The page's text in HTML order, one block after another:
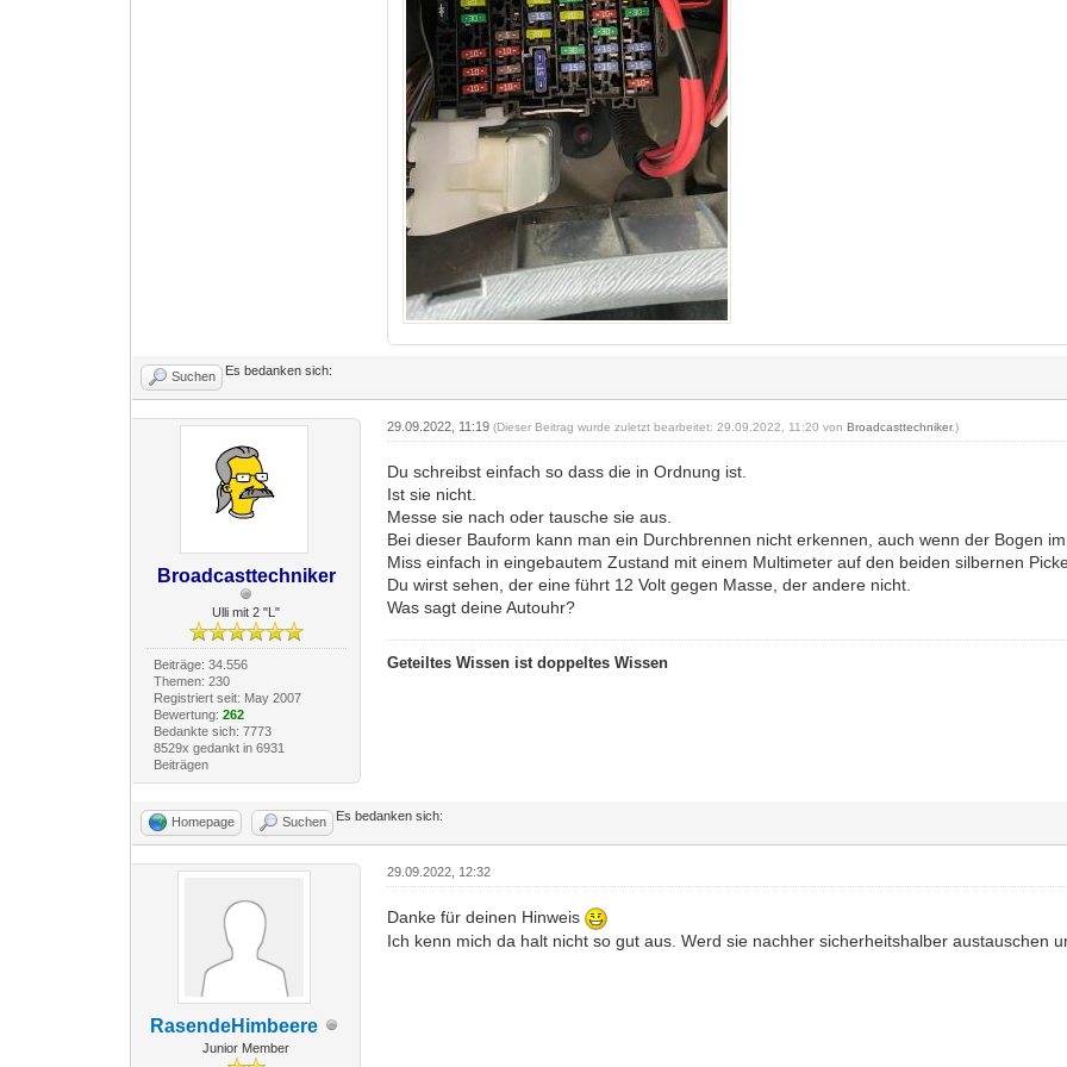
Suchen Es bedanken sich:
Broadcasttechniker
Ulli mit 2 "L"
Beiträge: 34.556
Themen: 230
Registriert seit: May 2007
Bewertung: 262
Bedankte sich: 7773
8529x gedankt in 6931
Beiträgen
29.09.2022, 11:19(Dieser Beitrag wurde zuletzt bearbeitet: 29.09.2022, 11:20 vonBroadcasttechniker.)
Du schreibst einfach so dass die in Ordnung ist.
Ist sie nicht.
Messe sie nach oder tausche sie aus.
Bei dieser Bauform kann man ein Durchbrennen nicht erkennen, auch wenn der Bogen
Miss einfach in eingebautem Zustand mit einem Multimeter auf den beiden silbernen
Du wirst sehen, der eine führt 12 Volt gegen Masse, der andere nicht.
Was sagt deine Autouhr?
Geteiltes Wissen ist doppeltes Wissen
Homepage Suchen Es bedanken sich:
RasendeHimbeere
Junior Member
29.09.2022, 12:32
Danke für deinen Hinweis
Ich kenn mich da halt nicht so gut aus. Werd sie nachher sicherheitshalber austauschen